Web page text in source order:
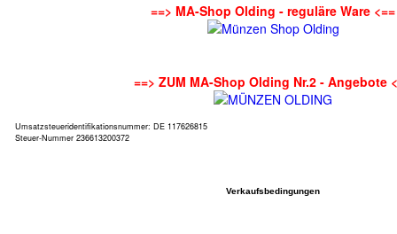
==> MA-Shop Olding - reguläre Ware <==
==> ZUM MA-Shop Olding Nr.2 - Angebote
Umsatzsteueridentifikationsnummer: DE 117626815
Steuer-Nummer 236613200372
Verkaufsbedingungen